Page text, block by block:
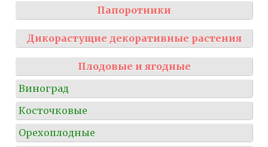
Папоротники
Дикорастущие декоративные растения
Плодовые и ягодные
Виноград
Косточковые
Орехоплодные